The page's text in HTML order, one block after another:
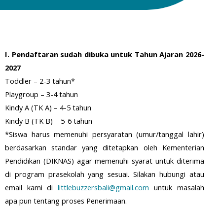
I. Pendaftaran sudah dibuka untuk Tahun Ajaran 2026-
2027
Toddler – 2-3 tahun*
Playgroup – 3-4 tahun
Kindy A (TK A) – 4-5 tahun
Kindy B (TK B) – 5-6 tahun
*Siswa harus memenuhi persyaratan (umur/tanggal lahir)
berdasarkan standar yang ditetapkan oleh Kementerian
Pendidikan (DIKNAS) agar memenuhi syarat untuk diterima
di program prasekolah yang sesuai. Silakan hubungi atau
email kami dilittlebuzzersbali@gmail.com untuk masalah
apa pun tentang proses Penerimaan.